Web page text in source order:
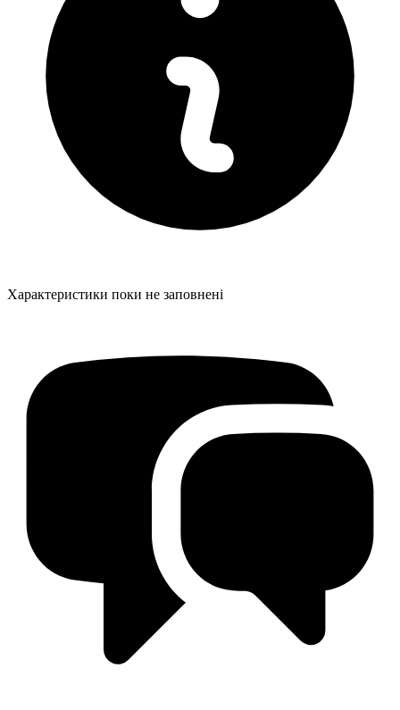
Характеристики поки не заповнені